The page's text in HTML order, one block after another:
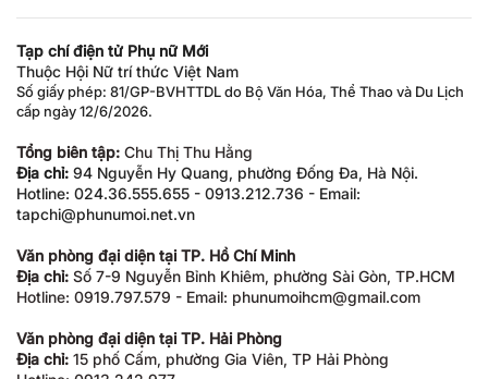
Tạp chí điện tử Phụ nữ Mới
Thuộc Hội Nữ trí thức Việt Nam
Số giấy phép: 81/GP-BVHTTDL do Bộ Văn Hóa, Thể Thao và Du Lịch
cấp ngày 12/6/2026.
Tổng biên tập: Chu Thị Thu Hằng
Địa chỉ: 94 Nguyễn Hy Quang, phường Đống Đa, Hà Nội.
Hotline: 024.36.555.655 - 0913.212.736 - Email:
tapchi@phunumoi.net.vn
Văn phòng đại diện tại TP. Hồ Chí Minh
Địa chỉ: Số 7-9 Nguyễn Bỉnh Khiêm, phường Sài Gòn, TP.HCM
Hotline: 0919.797.579 - Email: phunumoihcm@gmail.com
Văn phòng đại diện tại TP. Hải Phòng
Địa chỉ: 15 phố Cấm, phường Gia Viên, TP Hải Phòng